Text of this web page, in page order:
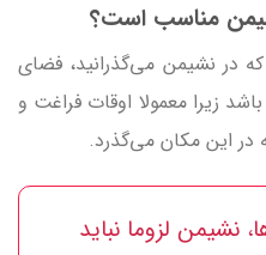
مناسب است؟
در نشیمن می‌گذرانید، فضای
باشد زیرا معمولا اوقات فراغت و
در این مکان می‌گذرد.
نشیمن لزوما نباید